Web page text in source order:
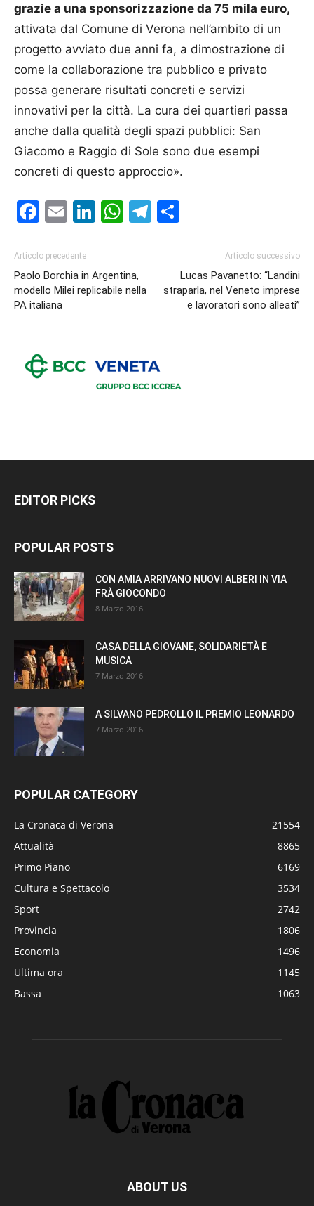
grazie a una sponsorizzazione da 75 mila euro,
attivata dal Comune di Verona nell’ambito di un
progetto avviato due anni fa, a dimostrazione di
come la collaborazione tra pubblico e privato
possa generare risultati concreti e servizi
innovativi per la città. La cura dei quartieri passa
anche dalla qualità degli spazi pubblici: San
Giacomo e Raggio di Sole sono due esempi
concreti di questo approccio».
Facebook
EmailLinkedIn
WhatsApp
Telegram
Articolo precedente
Paolo Borchia in Argentina,
modello Milei replicabile nella
PA italiana
Articolo successivo
Lucas Pavanetto: “Landini
straparla, nel Veneto imprese
e lavoratori sono alleati”
EDITOR PICKS
POPULAR POSTS
CON AMIA ARRIVANO NUOVI ALBERI IN VIA
FRÀ GIOCONDO
8 Marzo 2016
CASA DELLA GIOVANE, SOLIDARIETÀ E
MUSICA
7 Marzo 2016
A SILVANO PEDROLLO IL PREMIO LEONARDO
7 Marzo 2016
POPULAR CATEGORY
La Cronaca di Verona
21554
Attualità
8865
Primo Piano
6169
Cultura e Spettacolo
3534
Sport
2742
Provincia
1806
Economia
1496
Ultima ora
1145
Bassa
1063
ABOUT US